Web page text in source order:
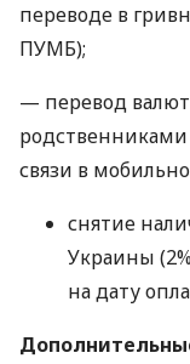
переводе в
ПУМБ);
— перевод
связи в
снятие
Украины
на дату